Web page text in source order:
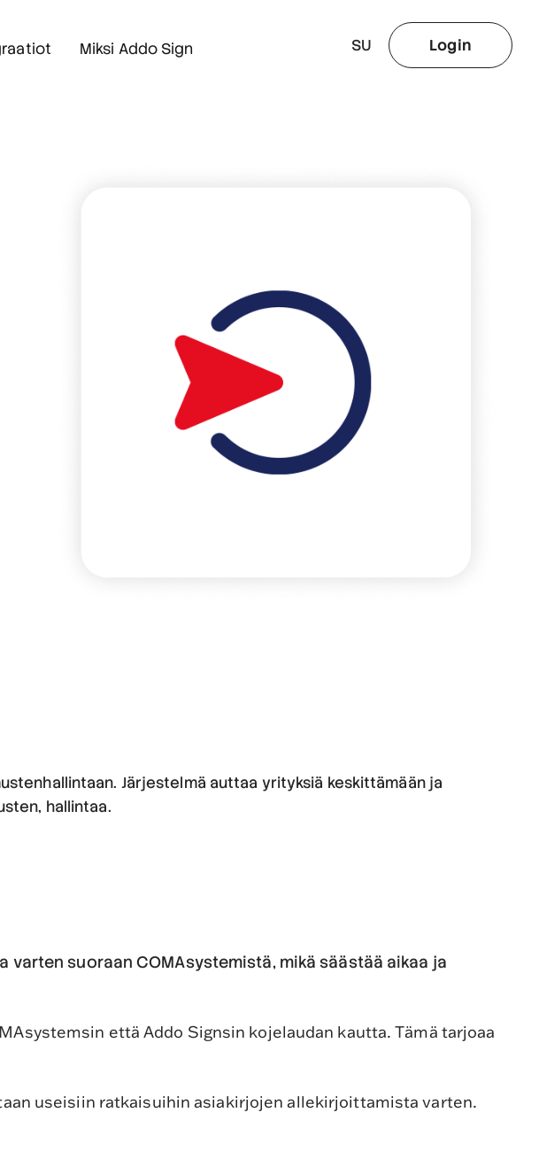
Miksi Addo Sign SU Login
Järjestelmä auttaa yrityksiä keskittämään ja
hallintaa.
suoraan COMAsystemistä, mikä säästää aikaa ja
että Addo Signsin kojelaudan kautta. Tämä tarjoaa
useisiin ratkaisuihin asiakirjojen allekirjoittamista varten.